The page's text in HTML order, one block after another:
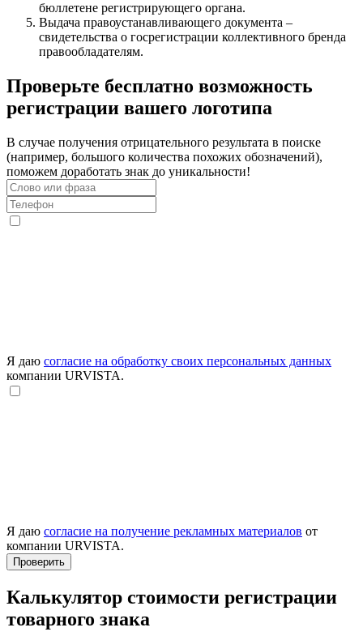
бюллетене регистрирующего органа.
Выдача правоустанавливающего документа –
свидетельства о госрегистрации коллективного бренда
правообладателям.
Проверьте бесплатно возможность
регистрации вашего логотипа
В случае получения отрицательного результата в поиске
(например, большого количества похожих обозначений),
поможем доработать знак до уникальности!
Я даю согласие на обработку своих персональных данных
компании URVISTA.
Я даю согласие на получение рекламных материалов от
компании URVISTA.
Проверить
Калькулятор стоимости регистрации
товарного знака